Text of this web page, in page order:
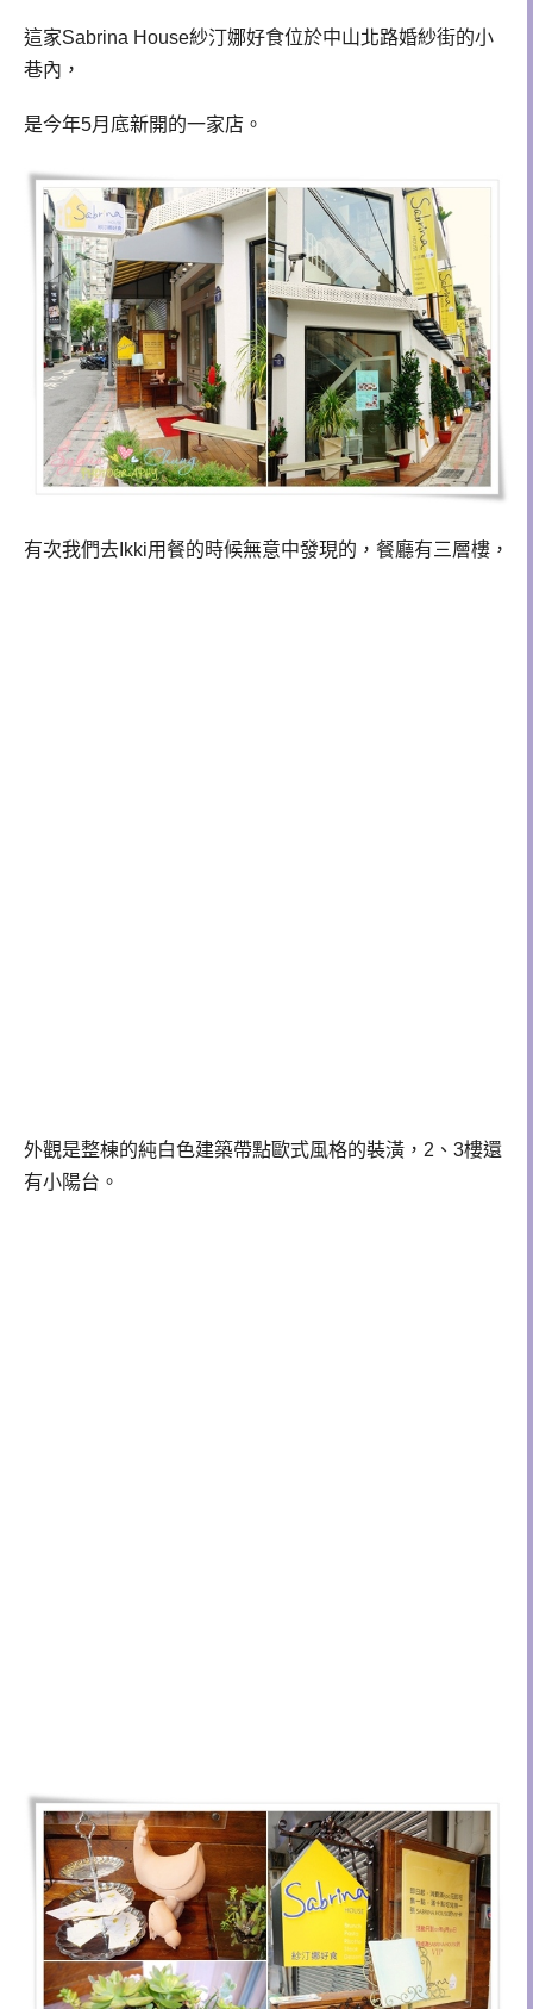
這家Sabrina House紗汀娜好食位於中山北路婚紗街的小
巷內，
是今年5月底新開的一家店。
有次我們去Ikki用餐的時候無意中發現的，餐廳有三層樓，
外觀是整棟的純白色建築帶點歐式風格的裝潢，2、3樓還
有小陽台。